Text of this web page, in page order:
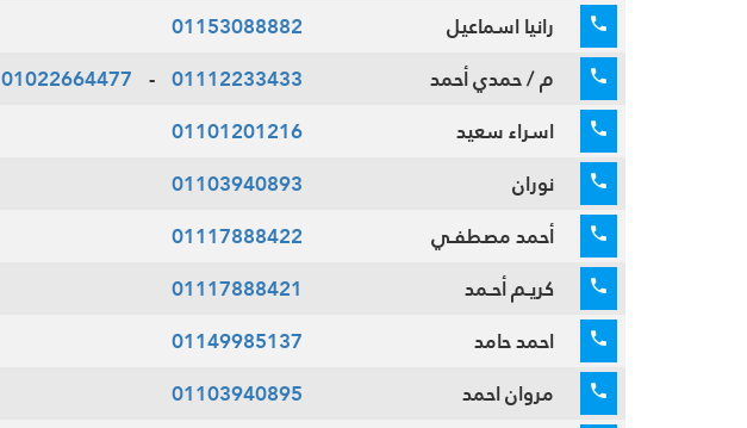
رانيا اسماعيل
01153088882
م / حمدي أحمد
01112233433
-
01022664477
اسراء سعيد
01101201216
نوران
01103940893
أحمد مصطفـي
01117888422
كريـم أحـمد
01117888421
احمد حامد
01149985137
مروان احمد
01103940895